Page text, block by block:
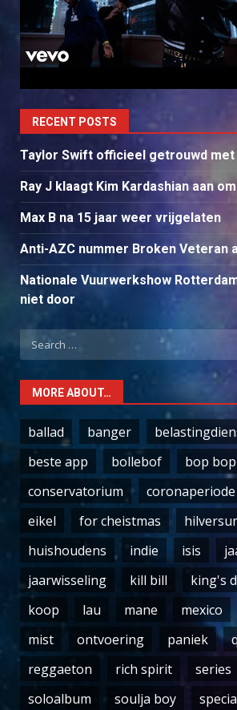
RECENT POSTS
Taylor Swift officieel getrouwd met
Ray J klaagt Kim Kardashian aan
Max B na 15 jaar weer vrijgelaten
Anti-AZC nummer Broken Veteran
Nationale Vuurwerkshow
niet door
Search
for:
MORE ABOUT…
ballad banger
beste app
bollebof
bop bop
conservatorium
coronaperiode
eikel
for cheistmas
huishoudens
indie isis
jaarwisseling
kill bill
king's
koop
lau mane mexico
mist
ontvoering paniek
reggaeton
rich spirit series
soloalbum
soulja boy